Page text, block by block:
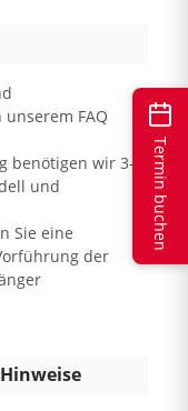
FAQ
wir 3-6
und
Sie eine
der
Termin buchen